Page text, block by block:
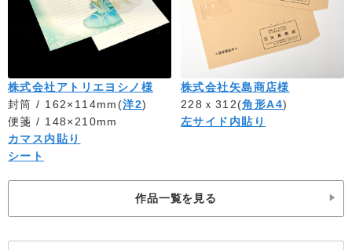
株式会社アトリエヨシノ様
封筒 / 162×114mm(洋2)
便箋 / 148×210mm
カマス内貼り
シート
株式会社矢島商店様
228ｘ312(角形A4)
左サイド内貼り
作品一覧を見る